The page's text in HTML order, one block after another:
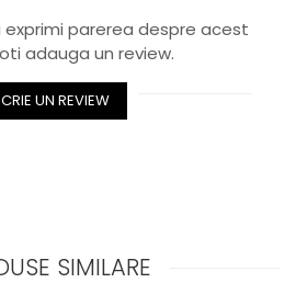
parerea despre acest
adauga un review.
UN REVIEW
SIMILARE